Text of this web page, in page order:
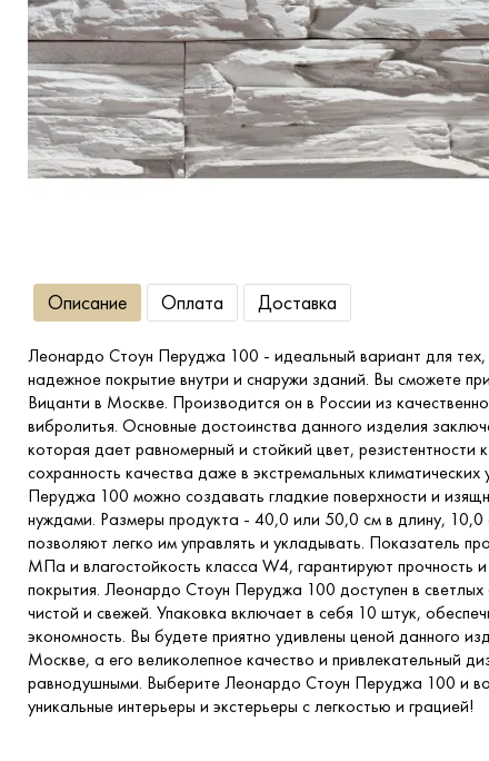
Описание Оплата Доставка
Леонардо Стоун Перуджа 100 - идеальный вариант для тех,
надежное покрытие внутри и снаружи зданий. Вы сможете
Вицанти в Москве. Производится он в России из
вибролитья. Основные достоинства данного изделия
которая дает равномерный и стойкий цвет,
сохранность качества даже в экстремальных
Перуджа 100 можно создавать гладкие поверхности и
нуждами. Размеры продукта - 40,0 или 50,0 см в длину, 10,0
позволяют легко им управлять и укладывать. Показатель
МПа и влагостойкость класса W4, гарантируют прочность
покрытия. Леонардо Стоун Перуджа 100 доступен в
чистой и свежей. Упаковка включает в себя 10 штук,
экономность. Вы будете приятно удивлены ценой данного
Москве, а его великолепное качество и привлекательный
равнодушными. Выберите Леонардо Стоун Перуджа 100 и
уникальные интерьеры и экстерьеры с легкостью и грацией!